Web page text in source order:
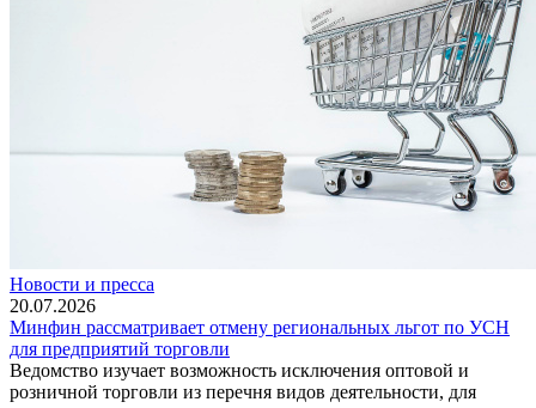
Новости и пресса
20.07.2026
Минфин рассматривает отмену региональных льгот по УСН
для предприятий торговли
Ведомство изучает возможность исключения оптовой и
розничной торговли из перечня видов деятельности, для